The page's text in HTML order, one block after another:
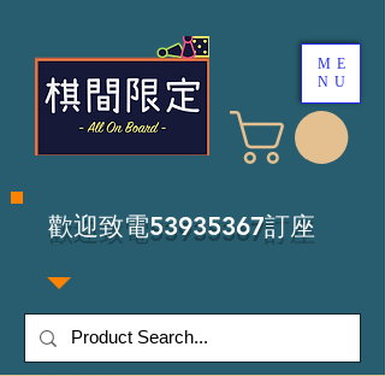
​歡迎致電53935367訂座
ME
NU